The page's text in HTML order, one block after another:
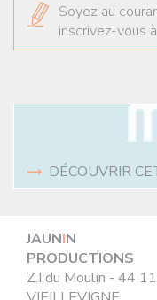
Soyez au
inscrivez-vous
DÉCOUVRIR
JAUNIN
PRODUCTIONS
Z.I du Moulin - 44